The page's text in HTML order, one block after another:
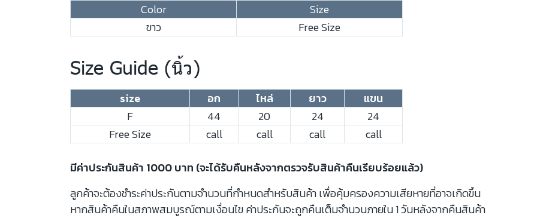
Color
Size
ขาว
Free Size
Size Guide (นิ้ว)
size อก ไหล่ ยาว
แขน
F
44 20 24
24
Free Size
call call call call
มีค่าประกันสินค้า 1000 บาท (จะได้รับคืนหลังจากตรวจรับสินค้าคืนเรียบร้อยแล้ว)
ลูกค้าจะต้องชำระค่าประกันตามจำนวนที่กำหนดสำหรับสินค้า เพื่อคุ้มครองความเสียหายที่อาจเกิดขึ้น
หากสินค้าคืนในสภาพสมบูรณ์ตามเงื่อนไข ค่าประกันจะถูกคืนเต็มจำนวนภายใน 1 วันหลังจากคืนสินค้า